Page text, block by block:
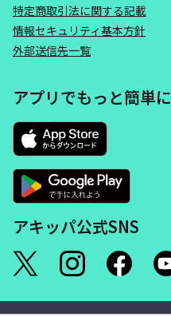
特定商取引法に関する記載
情報セキュリティ基本方針
外部送信先一覧
アプリでもっと簡単に
アキッパ公式SNS